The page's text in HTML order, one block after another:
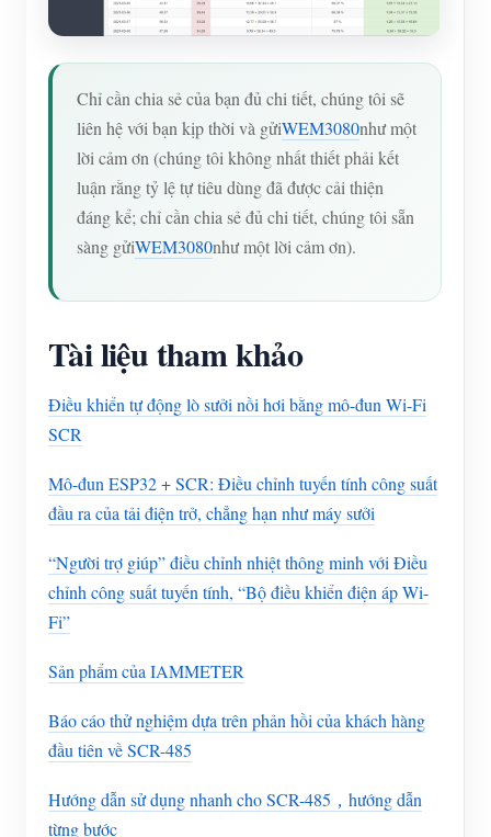
Chỉ cần chia sẻ của bạn đủ chi tiết, chúng tôi sẽ
liên hệ với bạn kịp thời và gửiWEM3080như một
lời cảm ơn (chúng tôi không nhất thiết phải kết
luận rằng tỷ lệ tự tiêu dùng đã được cải thiện
đáng kể; chỉ cần chia sẻ đủ chi tiết, chúng tôi sẵn
sàng gửiWEM3080như một lời cảm ơn).
Tài liệu tham khảo
Điều khiển tự động lò sưởi nồi hơi bằng mô-đun Wi-Fi
SCR
Mô-đun ESP32 + SCR: Điều chỉnh tuyến tính công suất
đầu ra của tải điện trở, chẳng hạn như máy sưởi
“Người trợ giúp” điều chỉnh nhiệt thông minh với Điều
chỉnh công suất tuyến tính, “Bộ điều khiển điện áp Wi-
Fi”
Sản phẩm của IAMMETER
Báo cáo thử nghiệm dựa trên phản hồi của khách hàng
đầu tiên về SCR-485
Hướng dẫn sử dụng nhanh cho SCR-485，hướng dẫn
từng bước